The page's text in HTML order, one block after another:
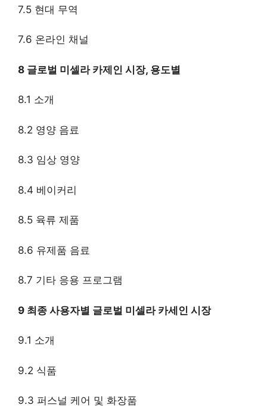
7.5 현대 무역
7.6 온라인 채널
8 글로벌 미셀라 카제인 시장, 용도별
8.1 소개
8.2 영양 음료
8.3 임상 영양
8.4 베이커리
8.5 육류 제품
8.6 유제품 음료
8.7 기타 응용 프로그램
9 최종 사용자별 글로벌 미셀라 카세인 시장
9.1 소개
9.2 식품
9.3 퍼스널 케어 및 화장품